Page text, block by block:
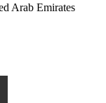
Arab Emirates